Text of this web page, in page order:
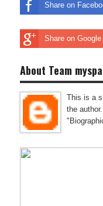
Share on
Share on
About Team
This is a
the